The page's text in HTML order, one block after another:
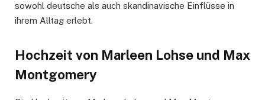
sowohl deutsche als auch skandinavische Einflüsse in
ihrem Alltag erlebt.
Hochzeit von Marleen Lohse und Max
Montgomery